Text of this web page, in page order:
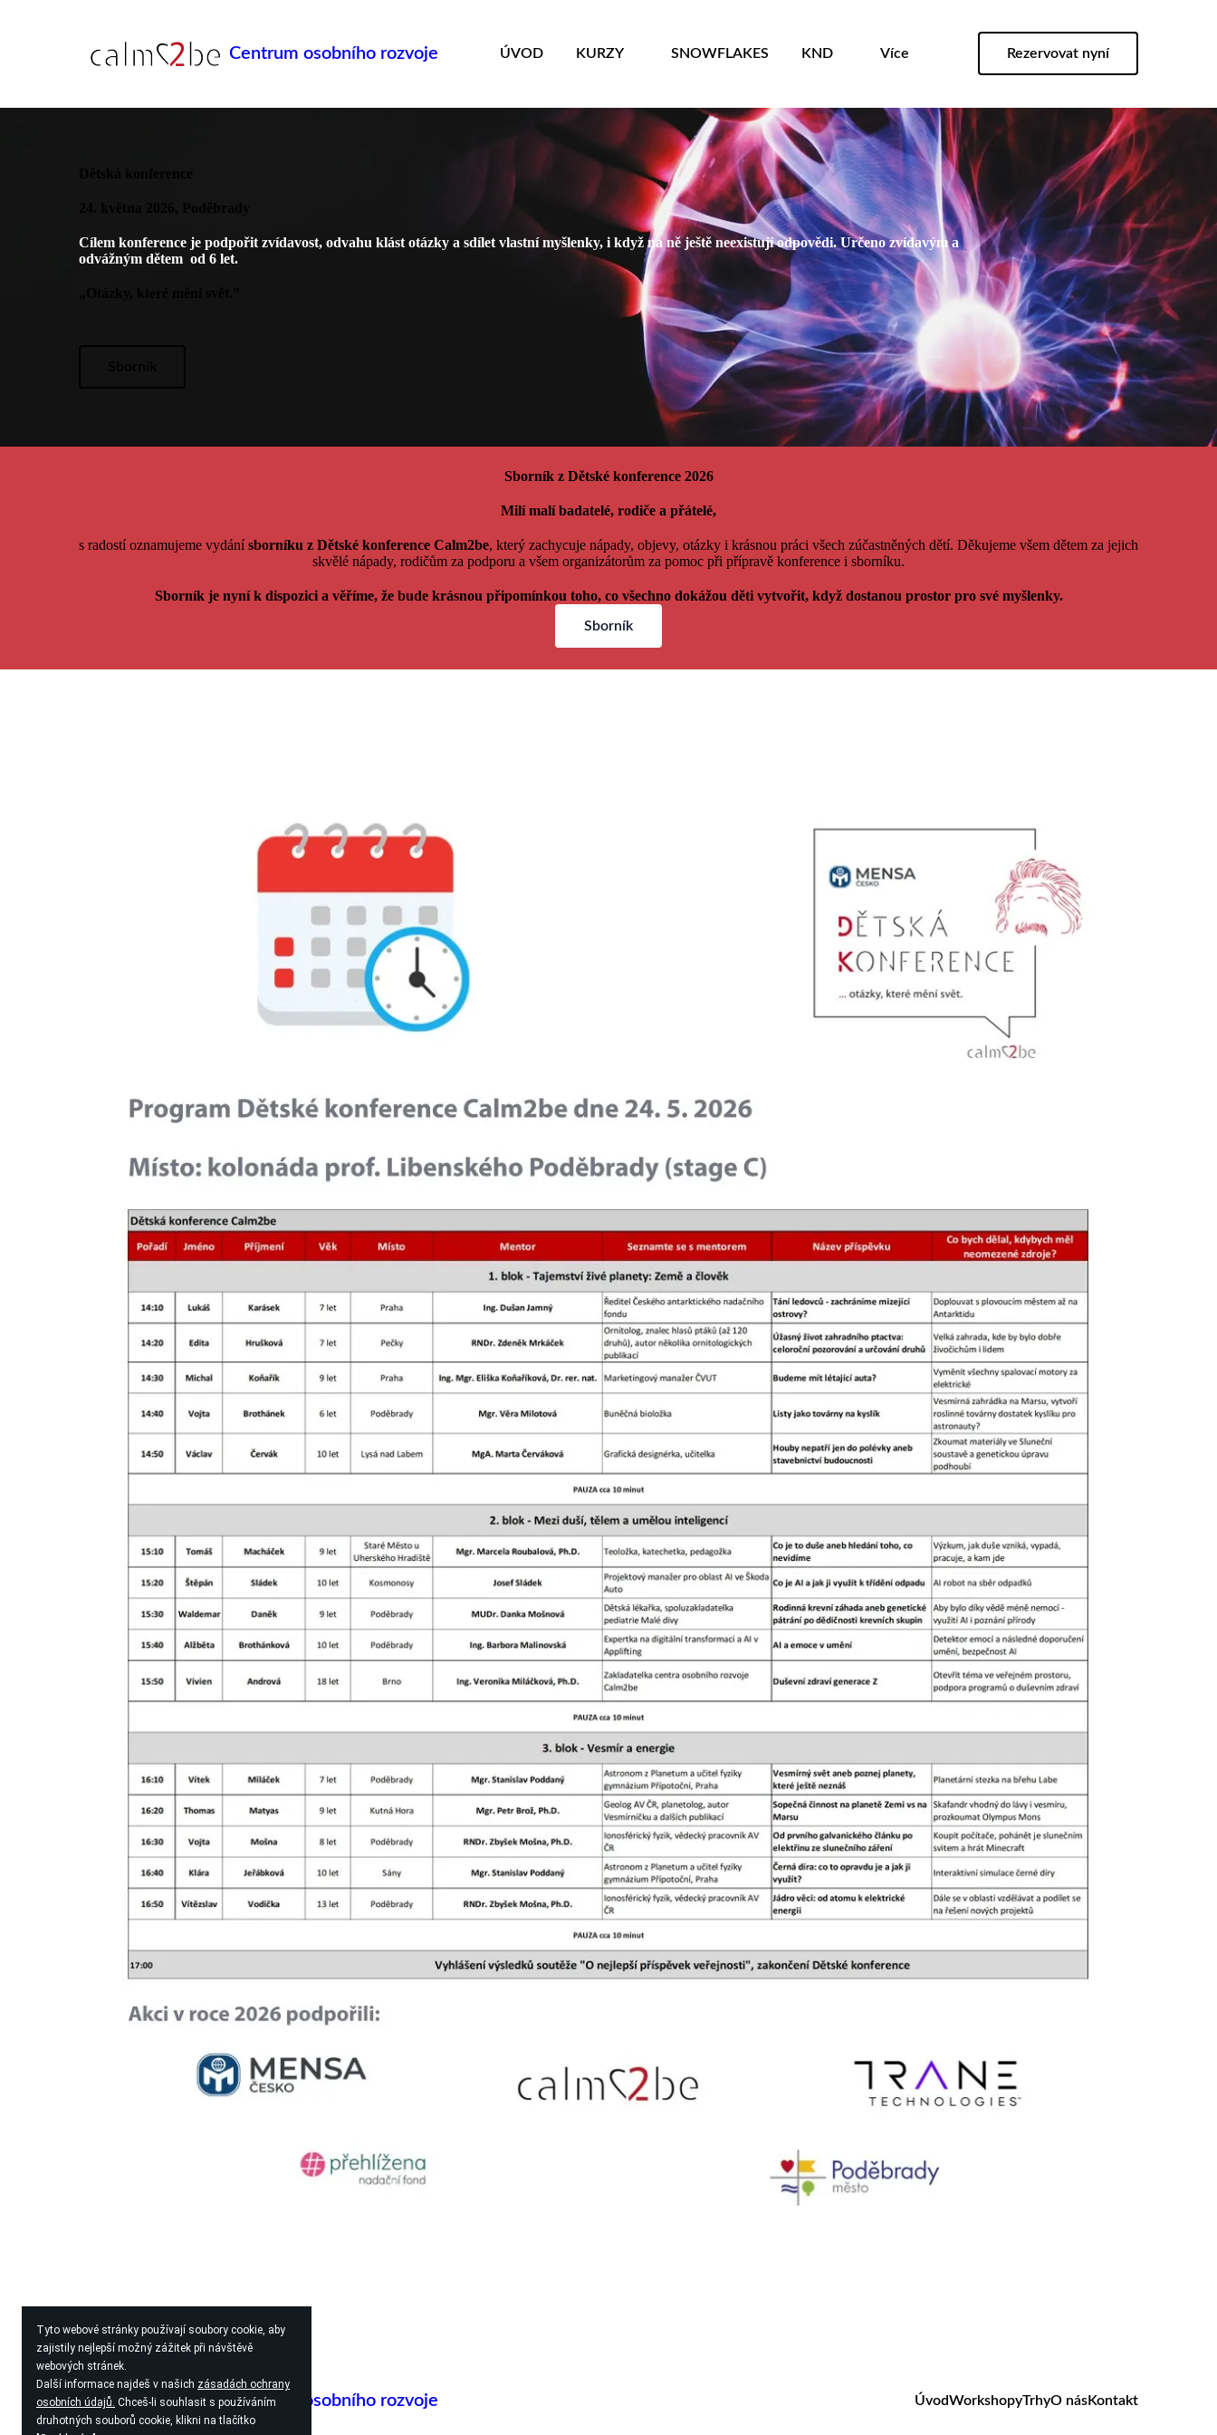
Tyto webové stránky používají soubory cookie, aby
zajistily nejlepší možný zážitek při návštěvě
webových stránek.
Další informace najdeš v našich zásadách ochrany
osobních údajů. Chceš-li souhlasit s používáním
druhotných souborů cookie, klikni na tlačítko
Centrum osobního rozvoje ÚVOD KURZY SNOWFLAKES KND Více Rezervovat nyní
Cílem konference je podpořit zvídavost, odvahu klást otázky a sdílet vlastní myšlenky, i když na ně ještě neexistují odpovědi. Určeno zvídavým a
odvážným dětem od 6 let.
Sborník z Dětské konference 2026
Milí malí badatelé, rodiče a přátelé,
s radostí oznamujeme vydánísborníku z Dětské konference Calm2be, který zachycuje nápady, objevy, otázky i krásnou práci všech zúčastněných dětí. Děkujeme všem dětem za jejich
skvělé nápady, rodičům za podporu a všem organizátorům za pomoc při přípravě konference i sborníku.
Sborník je nyní k dispozici a věříme, že bude krásnou připomínkou toho, co všechno dokážou děti vytvořit, když dostanou prostor pro své myšlenky.
Sborník
Centrum osobního rozvoje ÚvodWorkshopyTrhyO násKontakt